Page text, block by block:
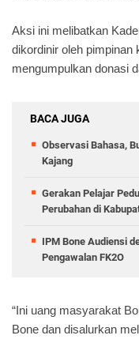
Aksi ini melibatkan
dikordinir oleh
mengumpulkan donasi
BACA JUGA
Observasi Bahasa,
Kajang
Gerakan Pelajar
Perubahan di
IPM Bone Audiensi
Pengawalan FK2O
“Ini uang masyarakat
Bone dan disalurkan